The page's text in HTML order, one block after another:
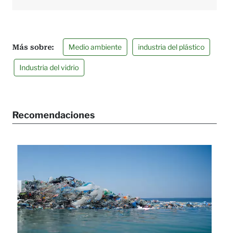
Medio ambiente industria del plástico
Industria del vidrio
Recomendaciones